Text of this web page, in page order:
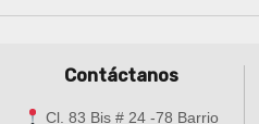
Contáctanos
Cl. 83 Bis # 24 -78 Barrio